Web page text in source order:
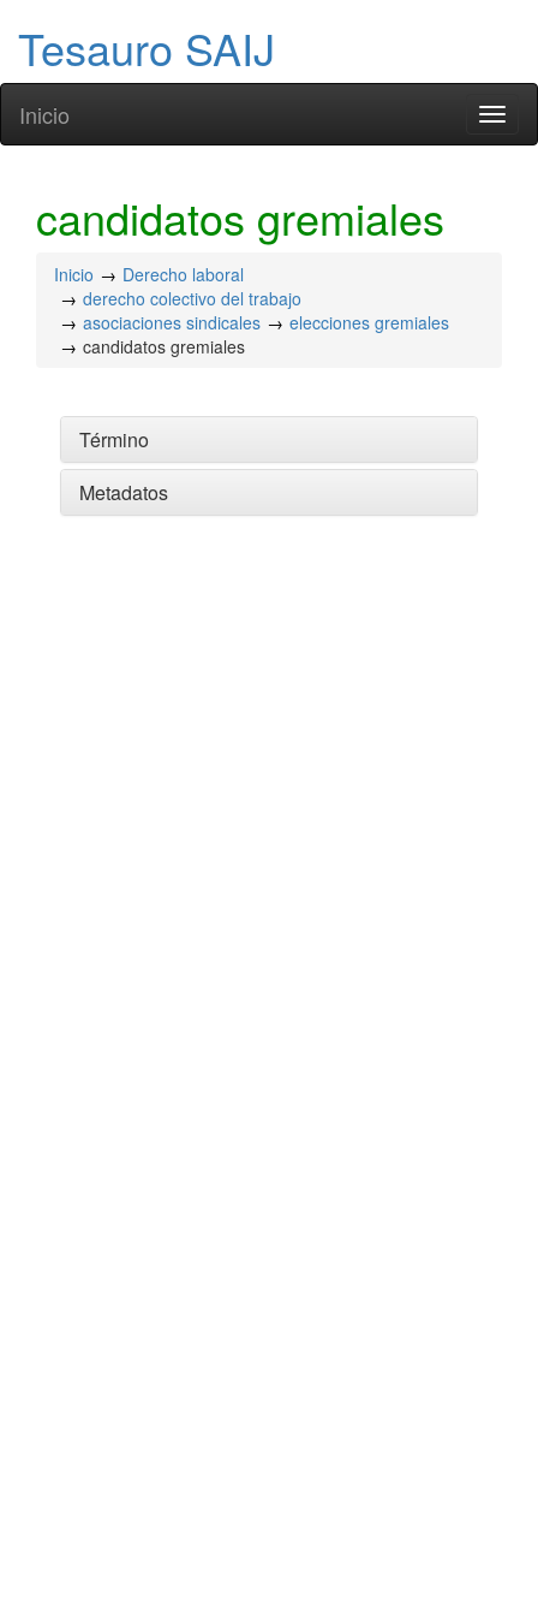
Tesauro SAIJ
Inicio
candidatos gremiales
Inicio
Derecho laboral
derecho colectivo del trabajo
asociaciones sindicales
elecciones gremiales
candidatos gremiales
Término
Metadatos